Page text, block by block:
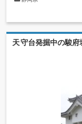
天守台発掘中の駿